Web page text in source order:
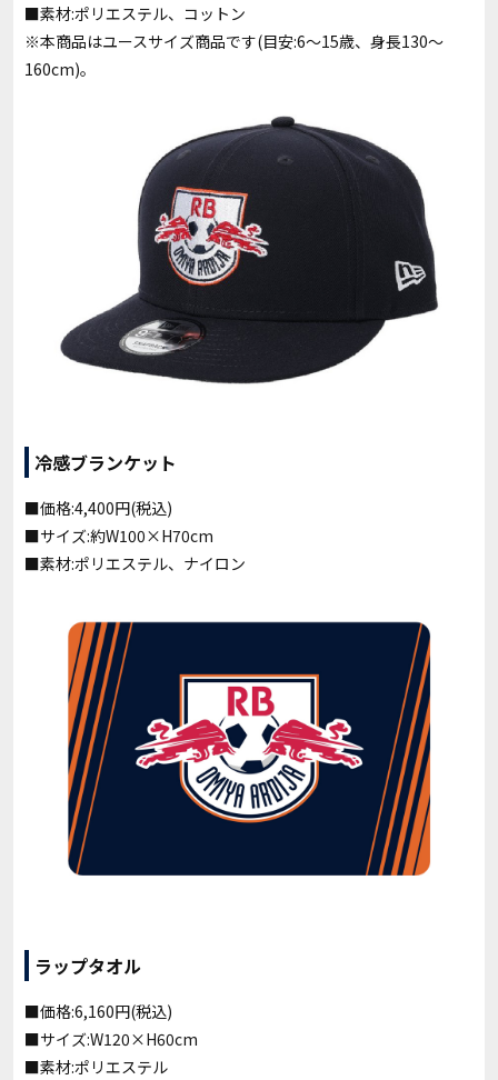
■素材:ポリエステル、コットン
※本商品はユースサイズ商品です(目安:6〜15歳、身長130〜
160cm)。
冷感ブランケット
■価格:4,400円(税込)
■サイズ:約W100×H70cm
■素材:ポリエステル、ナイロン
ラップタオル
■価格:6,160円(税込)
■サイズ:W120×H60cm
■素材:ポリエステル